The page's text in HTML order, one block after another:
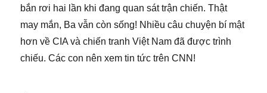
bắn rơi hai lần khi đang quan sát trận chiến. Thật
may mắn, Ba vẫn còn sống! Nhiều câu chuyện bí mật
hơn về CIA và chiến tranh Việt Nam đã được trình
chiếu. Các con nên xem tin tức trên CNN!